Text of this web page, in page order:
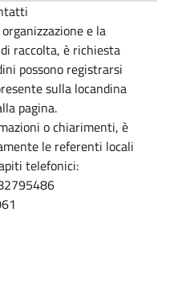
e la
raccolta, è richiesta
possono registrarsi
sulla locandina
pagina.
o chiarimenti, è
le referenti locali
telefonici: